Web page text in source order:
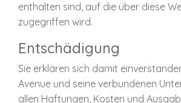
enthalten sind, auf die über diese
zugegriffen wird.
Entschädigung
Sie erklären sich damit
Avenue und seine verbundenen
allen Haftungen, Kosten und